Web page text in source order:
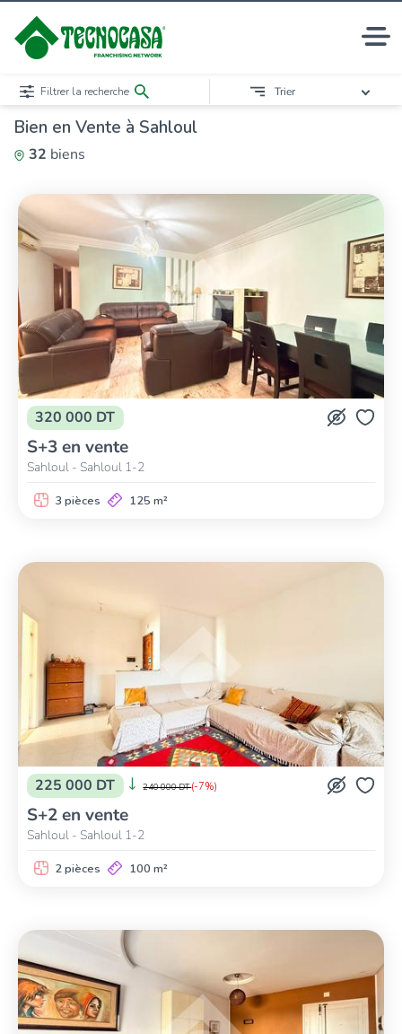
Bien en Vente à Sahloul
32 biens
Filtrer la recherche Trier
320 000 DT
S+3 en vente
Sahloul - Sahloul 1-2
3 pièces 125 m²
225 000 DT 240 000 DT(-7%)
S+2 en vente
Sahloul - Sahloul 1-2
2 pièces 100 m²